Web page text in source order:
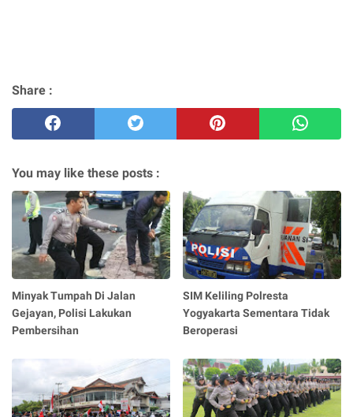
Share :
You may like these posts :
Minyak Tumpah Di Jalan
Gejayan, Polisi Lakukan
Pembersihan
SIM Keliling Polresta
Yogyakarta Sementara Tidak
Beroperasi